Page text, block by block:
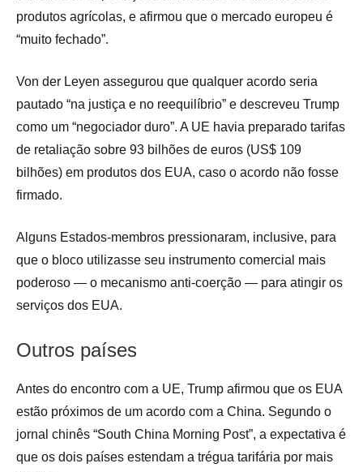
produtos agrícolas, e afirmou que o mercado europeu é
“muito fechado”.
Von der Leyen assegurou que qualquer acordo seria
pautado “na justiça e no reequilíbrio” e descreveu Trump
como um “negociador duro”. A UE havia preparado tarifas
de retaliação sobre 93 bilhões de euros (US$ 109
bilhões) em produtos dos EUA, caso o acordo não fosse
firmado.
Alguns Estados-membros pressionaram, inclusive, para
que o bloco utilizasse seu instrumento comercial mais
poderoso — o mecanismo anti-coerção — para atingir os
serviços dos EUA.
Outros países
Antes do encontro com a UE, Trump afirmou que os EUA
estão próximos de um acordo com a China. Segundo o
jornal chinês “South China Morning Post”, a expectativa é
que os dois países estendam a trégua tarifária por mais